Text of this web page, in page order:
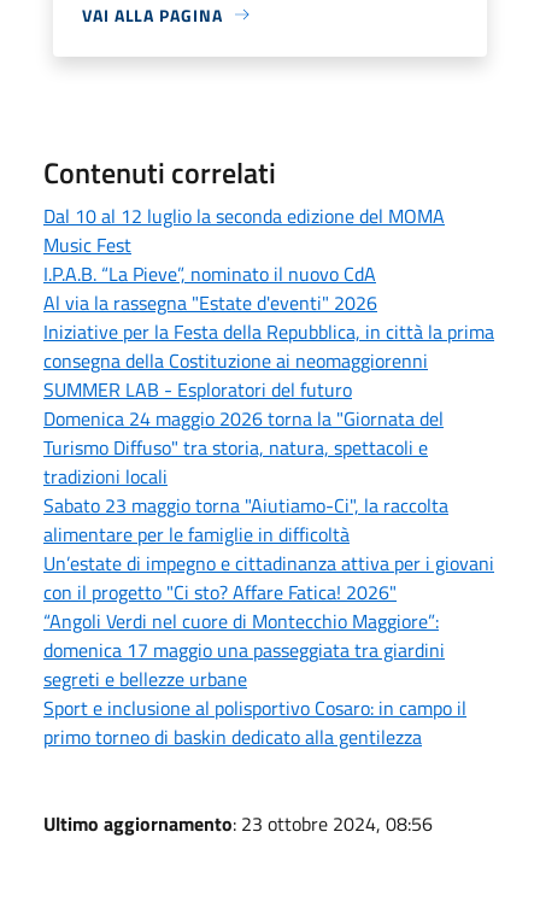
VAI ALLA PAGINA
Contenuti correlati
Dal 10 al 12 luglio la seconda edizione del MOMA
Music Fest
I.P.A.B. “La Pieve”, nominato il nuovo CdA
Al via la rassegna "Estate d'eventi" 2026
Iniziative per la Festa della Repubblica, in città la prima
consegna della Costituzione ai neomaggiorenni
SUMMER LAB - Esploratori del futuro
Domenica 24 maggio 2026 torna la "Giornata del
Turismo Diffuso" tra storia, natura, spettacoli e
tradizioni locali
Sabato 23 maggio torna "Aiutiamo-Ci", la raccolta
alimentare per le famiglie in difficoltà
Un’estate di impegno e cittadinanza attiva per i giovani
con il progetto "Ci sto? Affare Fatica! 2026"
“Angoli Verdi nel cuore di Montecchio Maggiore”:
domenica 17 maggio una passeggiata tra giardini
segreti e bellezze urbane
Sport e inclusione al polisportivo Cosaro: in campo il
primo torneo di baskin dedicato alla gentilezza
Ultimo aggiornamento: 23 ottobre 2024, 08:56